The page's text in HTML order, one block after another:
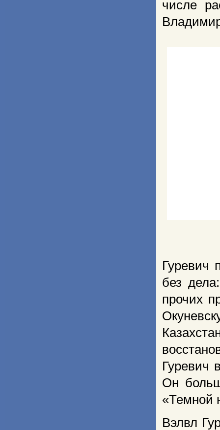
числе
Гуревич
без
прочих
Гуревич
Он
«Темной
Вэлвл